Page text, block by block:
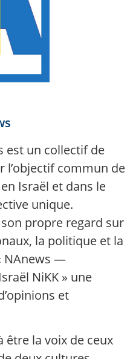
est un collectif de
l’objectif commun de
Israël et dans le
unique.
propre regard sur
la politique et la
NAnews —
NiKK » une
et
être la voix de ceux